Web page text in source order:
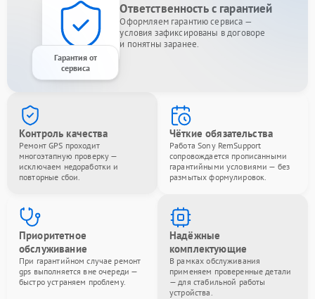
Гарантия от
сервиса
Ответственность с гарантией
Оформляем гарантию сервиса —
условия зафиксированы в договоре
и понятны заранее.
Контроль качества
Ремонт GPS проходит
многоэтапную проверку —
исключаем недоработки и
повторные сбои.
Чёткие обязательства
Работа Sony RemSupport
сопровождается прописанными
гарантийными условиями — без
размытых формулировок.
Приоритетное
обслуживание
При гарантийном случае ремонт
gps выполняется вне очереди —
быстро устраняем проблему.
Надёжные
комплектующие
В рамках обслуживания
применяем проверенные детали
— для стабильной работы
устройства.